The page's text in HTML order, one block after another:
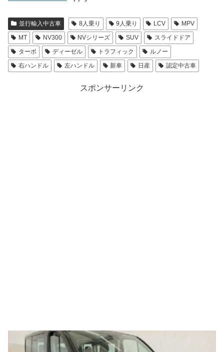
並行輸入中古車 8人乗り 9人乗り LCV
MPV
MT
NV300 NVシリーズ SUV
スライドドア
ターボ
ディーゼル トラフィック
ルノー
右ハンドル
左ハンドル 新車 日産 認定中古車
スポンサーリンク